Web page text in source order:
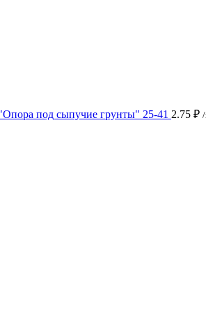
под сыпучие грунты" 25-41 2.75 ₽